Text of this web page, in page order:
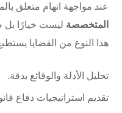
عند مواجهة اتهام متعلق
المتخصصة ليست خيارًا
هذا النوع من القضايا
تحليل الأدلة والوقائع بدقة.
تقديم استراتيجيات دفاع